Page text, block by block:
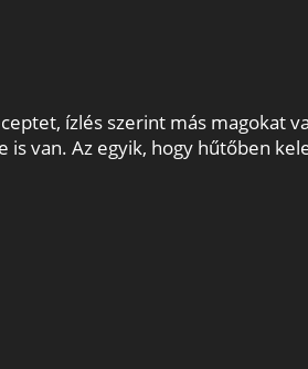
ízlés szerint más magokat
van. Az egyik, hogy hűtőben